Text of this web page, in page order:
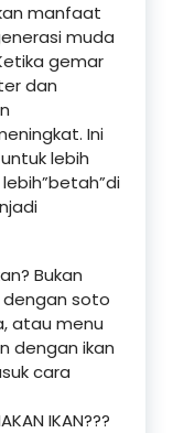
manfaat
muda
gemar
dan
Ini
lebih
Bukan
soto
atau menu
dengan ikan
cara
IKAN???